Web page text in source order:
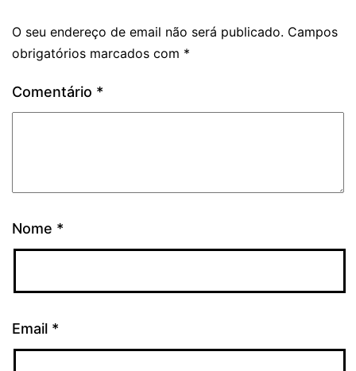
O seu endereço de email não será publicado. Campos
obrigatórios marcados com *
Comentário *
Nome *
Email *